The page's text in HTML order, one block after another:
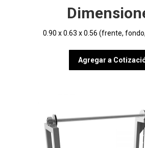
0.90 x 0.63 x 0.56 (frente,
Agregar a